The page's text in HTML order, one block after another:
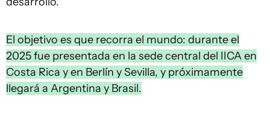
El objetivo es que recorra el mundo: durante el
2025 fue presentada en la sede central del IICA en
Costa Rica y en Berlín y Sevilla, y próximamente
llegará a Argentina y Brasil.